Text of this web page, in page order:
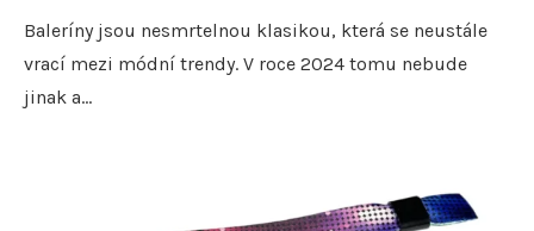
Baleríny jsou nesmrtelnou klasikou, která se neustále
vrací mezi módní trendy. V roce 2024 tomu nebude
jinak a…